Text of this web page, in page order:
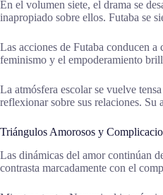
En el volumen siete, el drama se
inapropiado sobre ellos. Futaba se
Las acciones de Futaba conducen
feminismo y el empoderamiento
La atmósfera escolar se vuelve
reflexionar sobre sus relaciones.
Triángulos Amorosos y
Las dinámicas del amor continúan
contrasta marcadamente con el